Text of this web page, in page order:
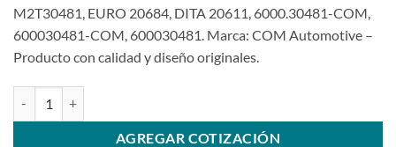
M2T30481, EURO 20684, DITA 20611, 6000.30481-COM,
600030481-COM, 600030481. Marca: COM Automotive –
Producto con calidad y diseño originales.
AGREGAR COTIZACIÓN